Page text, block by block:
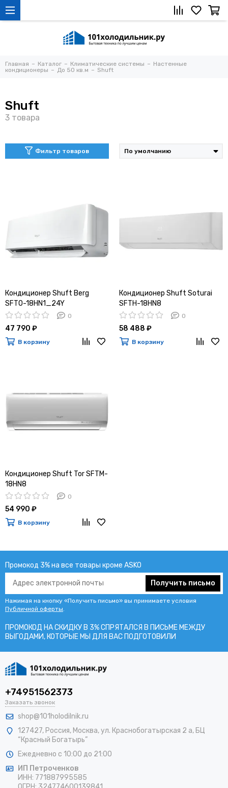
Главная Каталог Климатические системы
Настенные
кондиционеры
До 50 кв.м Shuft
Shuft
Фильтр товаров
Кондиционер Shuft Berg
SFTO-18HN1_24Y
0
47 790 ₽
В корзину
Кондиционер Shuft Soturai
SFTH-18HN8
0
58 488 ₽
В корзину
Кондиционер Shuft Tor SFTM-
18HN8
0
54 990 ₽
В корзину
Промокод 3% на все товары кроме ASKO
Получить письмо
Нажимая на кнопку «Получить письмо» вы принимаете условия
Публичной оферты
ПРОМОКОД НА СКИДКУ В 3% СПРЯТАЛСЯ В ПИCЬМЕ МЕЖДУ
ВЫГОДАМИ, КОТОРЫЕ МЫ ДЛЯ ВАС ПОДГОТОВИЛИ
+74951562373
Заказать звонок
shop@101holodilnik.ru
127427, Россия, Москва,ул. Краснобогатырская 2 а, БЦ
“Красный Богатырь”
Ежедневно с 10:00 до 21:00
ИП Петроченков
ИНН: 771887995585